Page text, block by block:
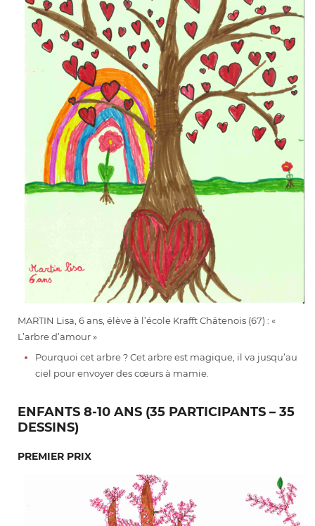
MARTIN Lisa, 6 ans, élève à l’école Krafft Châtenois (67) : «
L’arbre d’amour »
Pourquoi cet arbre ? Cet arbre est magique, il va jusqu’au
ciel pour envoyer des cœurs à mamie.
ENFANTS 8-10 ANS (35 PARTICIPANTS – 35
DESSINS)
PREMIER PRIX